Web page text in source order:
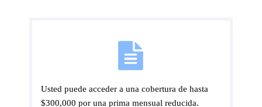
Usted puede acceder a una cobertura de hasta
$300,000 por una prima mensual reducida.